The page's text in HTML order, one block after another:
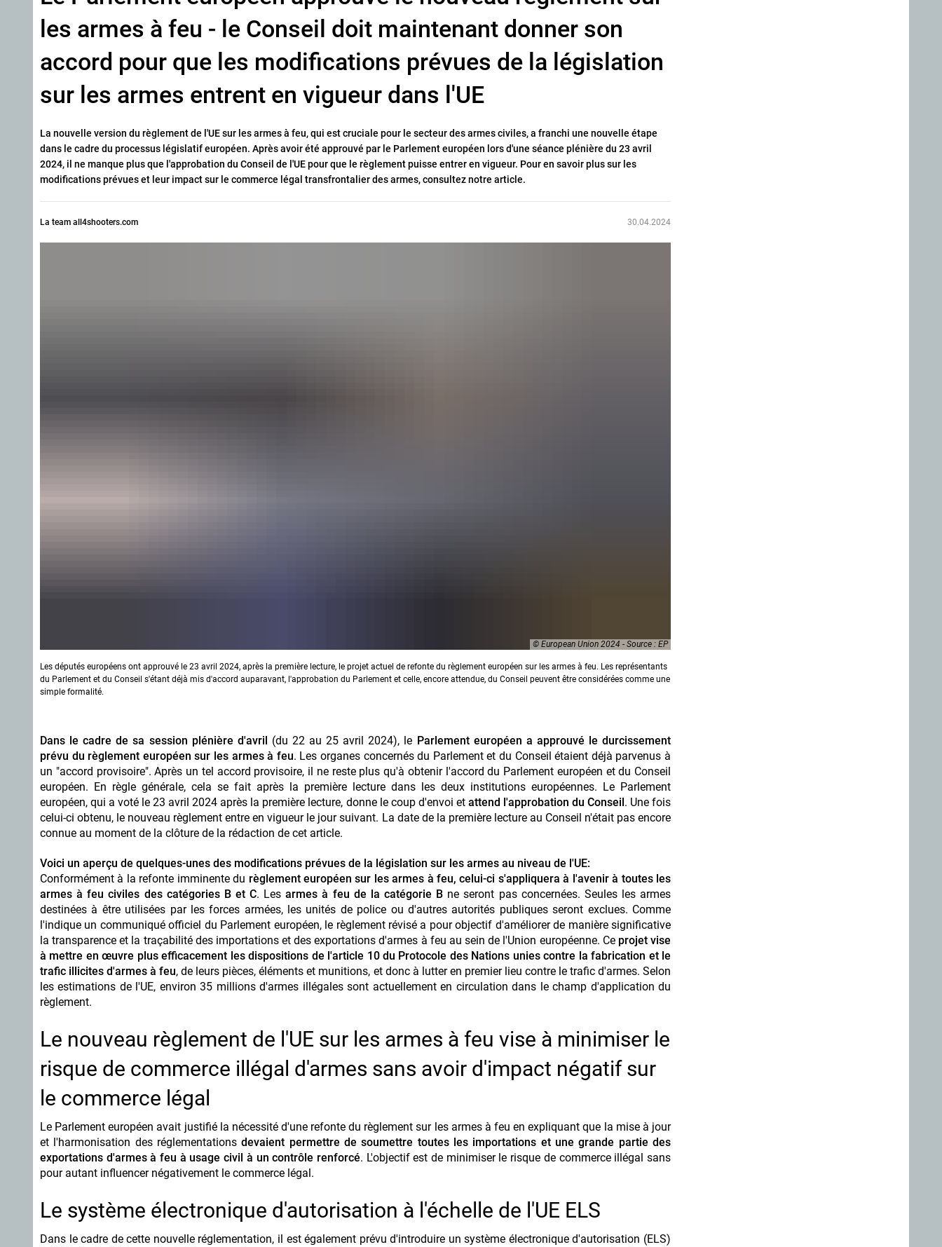
les armes à feu - le Conseil doit maintenant donner son
accord pour que les modifications prévues de la législation
sur les armes entrent en vigueur dans l'UE
La nouvelle version du règlement de l'UE sur les armes à feu, qui est cruciale pour le secteur des armes civiles, a franchi une nouvelle étape
dans le cadre du processus législatif européen. Après avoir été approuvé par le Parlement européen lors d'une séance plénière du 23 avril
2024, il ne manque plus que l'approbation du Conseil de l'UE pour que le règlement puisse entrer en vigueur. Pour en savoir plus sur les
modifications prévues et leur impact sur le commerce légal transfrontalier des armes, consultez notre article.
La team all4shooters.com 30.04.2024
© European Union 2024 - Source : EP
Les députés européens ont approuvé le 23 avril 2024, après la première lecture, le projet actuel de refonte du règlement européen sur les armes à feu. Les représentants
du Parlement et du Conseil s'étant déjà mis d'accord auparavant, l'approbation du Parlement et celle, encore attendue, du Conseil peuvent être considérées comme une
simple formalité.
Dans le cadre de sa session plénière d'avril (du 22 au 25 avril 2024), le Parlement européen a approuvé le durcissement
prévu du règlement européen sur les armes à feu. Les organes concernés du Parlement et du Conseil étaient déjà parvenus à
un "accord provisoire". Après un tel accord provisoire, il ne reste plus qu'à obtenir l'accord du Parlement européen et du Conseil
européen. En règle générale, cela se fait après la première lecture dans les deux institutions européennes. Le Parlement
européen, qui a voté le 23 avril 2024 après la première lecture, donne le coup d'envoi et attend l'approbation du Conseil. Une fois
celui-ci obtenu, le nouveau règlement entre en vigueur le jour suivant. La date de la première lecture au Conseil n'était pas encore
connue au moment de la clôture de la rédaction de cet article.
Voici un aperçu de quelques-unes des modifications prévues de la législation sur les armes au niveau de l'UE:
Conformément à la refonte imminente du règlement européen sur les armes à feu, celui-ci s'appliquera à l'avenir à toutes les
armes à feu civiles des catégories B et C. Lesarmes à feu de la catégorie B ne seront pas concernées. Seules les armes
destinées à être utilisées par les forces armées, les unités de police ou d'autres autorités publiques seront exclues. Comme
l'indique un communiqué officiel du Parlement européen, le règlement révisé a pour objectif d'améliorer de manière significative
la transparence et la traçabilité des importations et des exportations d'armes à feu au sein de l'Union européenne. Ce projet vise
à mettre en œuvre plus efficacement les dispositions de l'article 10 du Protocole des Nations unies contre la fabrication et le
trafic illicites d'armes à feu, de leurs pièces, éléments et munitions, et donc à lutter en premier lieu contre le trafic d'armes. Selon
les estimations de l'UE, environ 35 millions d'armes illégales sont actuellement en circulation dans le champ d'application du
règlement.
Le nouveau règlement de l'UE sur les armes à feu vise à minimiser le
risque de commerce illégal d'armes sans avoir d'impact négatif sur
le commerce légal
Le Parlement européen avait justifié la nécessité d'une refonte du règlement sur les armes à feu en expliquant que la mise à jour
et l'harmonisation des réglementationsdevaient permettre de soumettre toutes les importations et une grande partie des
exportations d'armes à feu à usage civil à un contrôle renforcé. L'objectif est de minimiser le risque de commerce illégal sans
pour autant influencer négativement le commerce légal.
Le système électronique d'autorisation à l'échelle de l'UE ELS
Dans le cadre de cette nouvelle réglementation, il est également prévu d'introduire un système électronique d'autorisation (ELS)